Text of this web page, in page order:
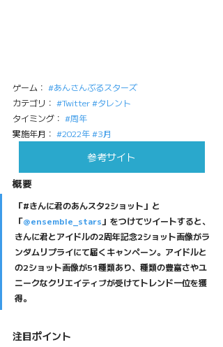
ゲーム： #あんさんぶるスターズ
カテゴリ： #Twitter#タレント
タイミング： #周年
実施年月： #2022年#3月
参考サイト
概要
「#きんに君のあんスタ2ショット」と
「@ensemble_stars 」をつけてツイートすると、
きんに君とアイドルの2周年記念2ショット画像がラ
ンダムリプライにて届くキャンペーン。アイドルと
の2ショット画像が51種類あり、種類の豊富さやユ
ニークなクリエイティブが受けてトレンド一位を獲
得。
注目ポイント